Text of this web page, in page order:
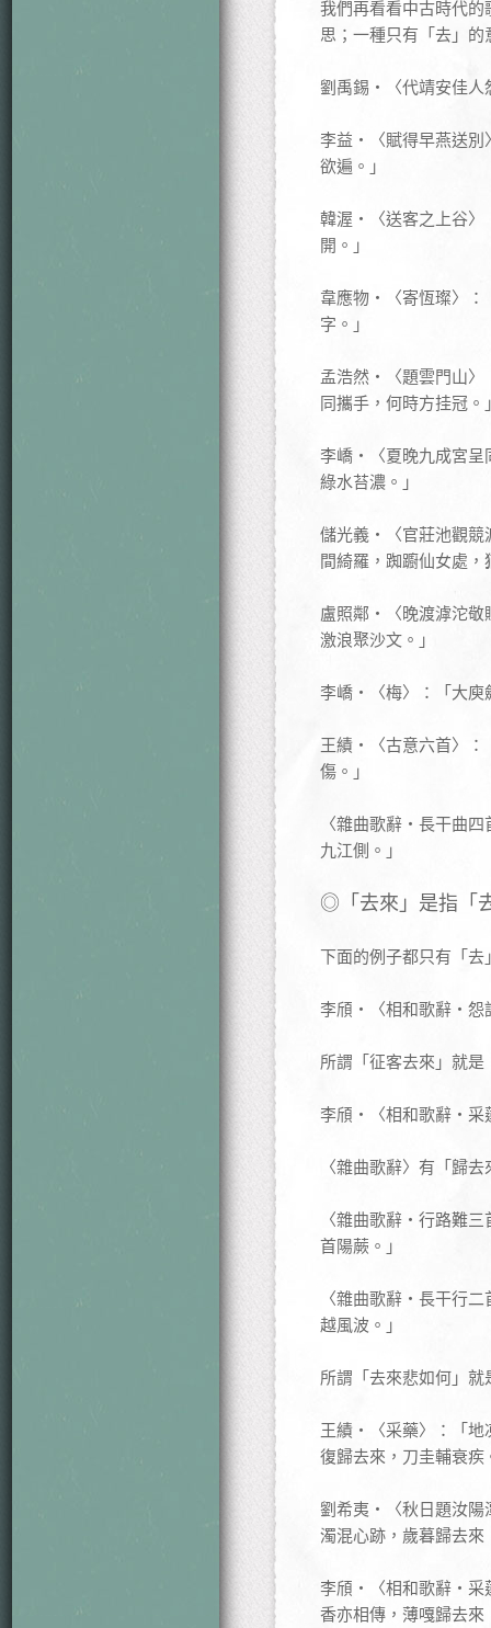
我們再看看中古時代
思；一種只有「去」
劉禹錫‧〈代靖安佳人
李益‧〈賦得早燕送別
欲遍。」
韓渥‧〈送客之上谷〉
開。」
韋應物‧〈寄恆璨〉：
字。」
孟浩然‧〈題雲門山〉
同攜手，何時方挂冠。
李嶠‧〈夏晚九成宮呈
綠水苔濃。」
儲光義‧〈官莊池觀競
間綺羅，踟躕仙女處，
盧照鄰‧〈晚渡滹沱敬
激浪聚沙文。」
李嶠‧〈梅〉：「大庾
王績‧〈古意六首〉：
傷。」
〈雜曲歌辭‧長干曲
九江側。」
◎「去來」是指「
下面的例子都只有「
李頎‧〈相和歌辭‧怨
所謂「征客去來」就
李頎‧〈相和歌辭‧采
〈雜曲歌辭〉有「歸
〈雜曲歌辭‧行路難
首陽蕨。」
〈雜曲歌辭‧長干行
越風波。」
所謂「去來悲如何」
王績‧〈采藥〉：「地
復歸去來，刀圭輔衰疾
劉希夷‧〈秋日題汝陽
濁混心跡，歲暮歸去來
李頎‧〈相和歌辭‧采
香亦相傳，薄嘎歸去來